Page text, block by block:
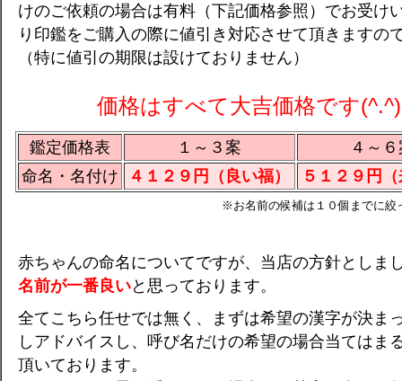
けのご依頼の場合は有料（下記価格参照）でお受け
り印鑑をご購入の際に値引き対応させて頂きますの
（特に値引の期限は設けておりません）
価格はすべて大吉価格です(^.^)
鑑定価格表 １～３案
４～
命名・名付け
４１２９円（良い福） ５１２９円
※お名前の候補は１０個までに絞
赤ちゃんの命名についてですが、当店の方針としま
名前が一番良いと思っております。
全てこちら任せでは無く、まずは希望の漢字が決ま
しアドバイスし、呼び名だけの希望の場合当てはま
頂いております。